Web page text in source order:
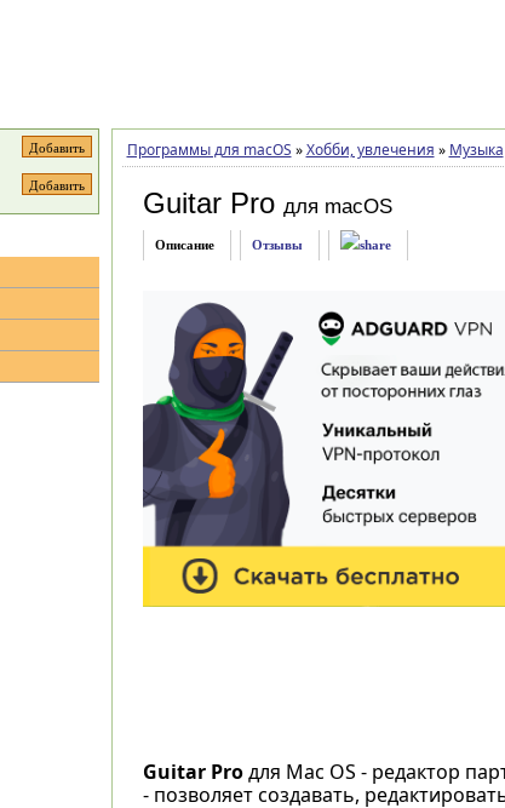
Программы для macOS » Хобби, увлечения » Музыка
Guitar Pro для macOS
Описание Отзывы
Guitar Proдля Mac OS - редактор
- позволяет создавать,